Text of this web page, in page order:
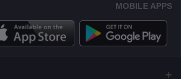
MOBILE APPS